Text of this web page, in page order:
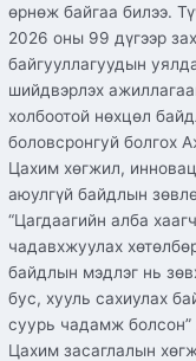
өрнөж байгаа билээ.
2026 оны 99 дүгээр
байгууллагуудын
шийдвэрлэх
холбоотой нөхцөл
боловсронгуй болгох
Цахим хөгжил,
аюулгүй байдлын
“Цагдаагийн алба
чадавхжуулах
байдлын мэдлэг нь
бус, хууль сахиулах
суурь чадамж
Цахим засаглалын